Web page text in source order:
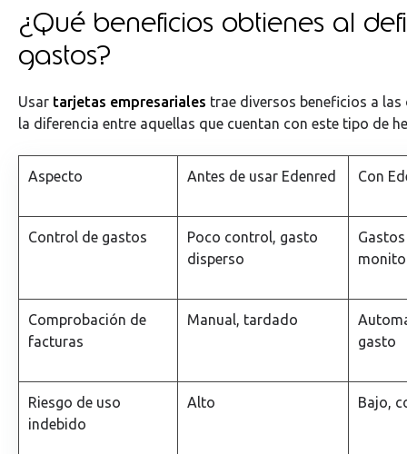
¿Qué beneficios obtienes al
gastos?
Usar tarjetas empresariales trae diversos beneficios a
la diferencia entre aquellas que cuentan con este tipo de
Aspecto Antes de usar Edenred Con
Control de gastos
Poco control, gasto
disperso
Comprobación de
facturas
Manual, tardado
gasto
Riesgo de uso
indebido
Alto Bajo,